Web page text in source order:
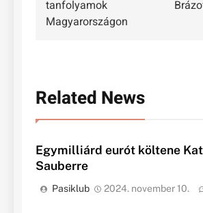
tanfolyamok
Magyarországon
Related News
Egymilliárd eurót költene
Sauberre
Pasiklub 2024. november 10.